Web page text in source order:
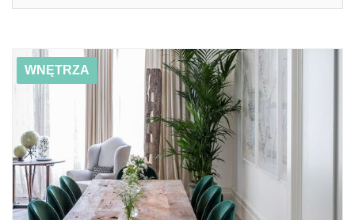
Kolorowe krzesła tapicerowane – modny trend we
wnętrzach
01/14/2019
WNĘTRZA